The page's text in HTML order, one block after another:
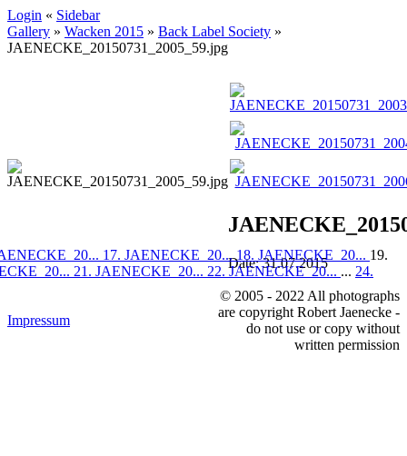
Login « Sidebar
Gallery » Wacken 2015 » Back Label Society »
JAENECKE_20150731_2005_59.jpg
Date: 31.07.2015
17. JAENECKE_20...18. JAENECKE_20... 19.
21. JAENECKE_20... 22. JAENECKE_20... ... 24.
Impressum
© 2005 - 2022 All photographs
are copyright Robert Jaenecke -
do not use or copy without
written permission